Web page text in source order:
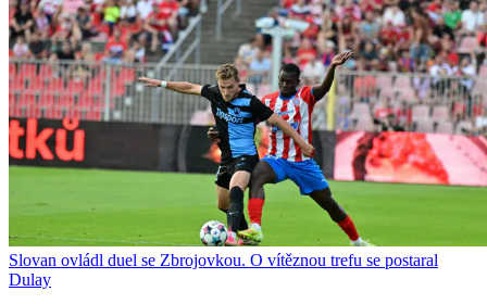
Slovan ovládl duel se Zbrojovkou. O vítěznou trefu se postaral
Dulay